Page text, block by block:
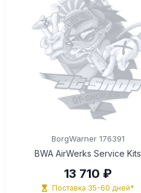
BorgWarner 176391
BWA AirWerks Service Kits
13 710 ₽
Поставка 35-60 дней*